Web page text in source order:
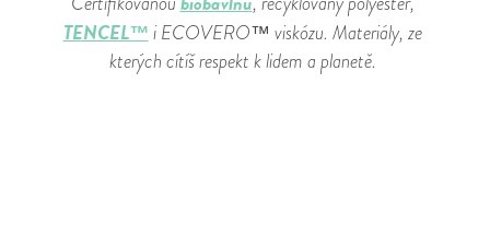
TENCEL™ i ECOVERO™ viskózu. Materiály, ze
kterých cítíš respekt k lidem a planetě.